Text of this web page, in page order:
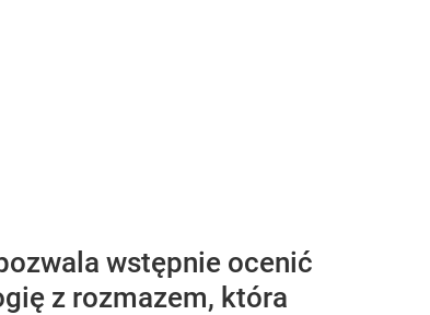
wstępnie ocenić
z rozmazem, która